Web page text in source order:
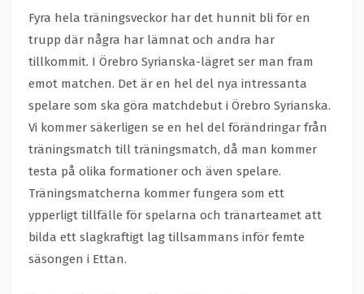
Fyra hela träningsveckor har det hunnit bli för en
trupp där några har lämnat och andra har
tillkommit. I Örebro Syrianska-lägret ser man fram
emot matchen. Det är en hel del nya intressanta
spelare som ska göra matchdebut i Örebro Syrianska.
Vi kommer säkerligen se en hel del förändringar från
träningsmatch till träningsmatch, då man kommer
testa på olika formationer och även spelare.
Träningsmatcherna kommer fungera som ett
ypperligt tillfälle för spelarna och tränarteamet att
bilda ett slagkraftigt lag tillsammans inför femte
säsongen i Ettan.